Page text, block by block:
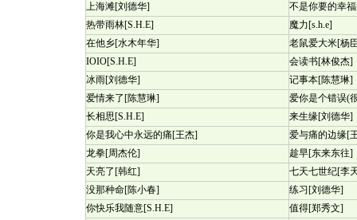
上海滩[刘德华]
不是你要的幸
热带雨林[S.H.E]
魔力[s.h.e]
在他乡[水木年华]
老鼠爱大米[杨
IOIO[S.H.E]
会读书[林俊杰]
冰雨[刘德华]
记事本[陈慧琳]
爱情来了[陈慧琳]
爱你是个错误(
长相思[S.H.E]
来生缘[刘德华]
你是我心中永远的痛[王杰]
爱与痛的边缘[
龙拳[周杰伦]
趁早[东来东往]
天亮了[韩红]
七天七世纪[李
没那种命[陈小春]
练习[刘德华]
你快乐我随意[S.H.E]
值得[郑秀文]